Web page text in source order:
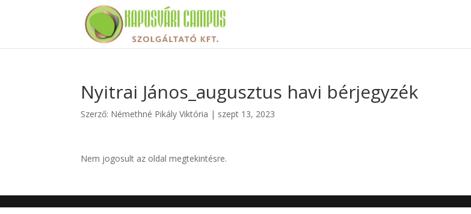
Nyitrai János_augusztus havi bérjegyzék
Szerző: Némethné Pikály Viktória | szept 13, 2023
Nem jogosult az oldal megtekintésre.